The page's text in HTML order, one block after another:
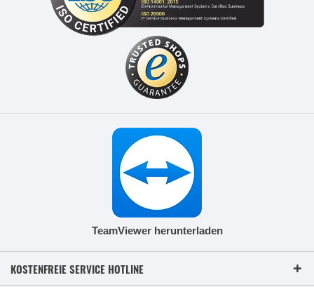
TeamViewer herunterladen
KOSTENFREIE SERVICE HOTLINE